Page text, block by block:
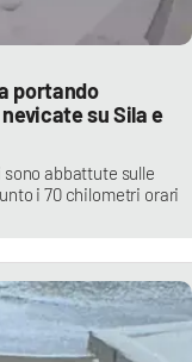
portando
su Sila e
abbattute sulle
i 70 chilometri orari